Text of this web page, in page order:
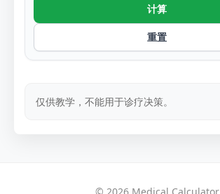
计算
重置
仅供教学，不能用于诊疗决策。